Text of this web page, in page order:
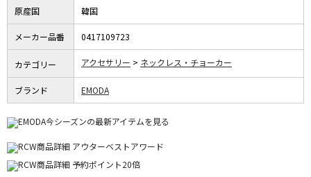
原産国 韓国
メーカー品番 0417109723
カテゴリー アクセサリー ネックレス・チョーカー
ブランド EMODA